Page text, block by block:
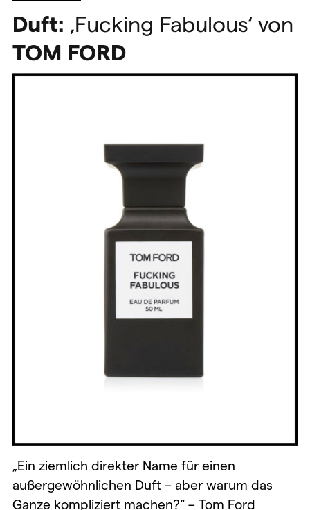
Duft: ‚Fucking Fabulous‘ von
TOM FORD
„Ein ziemlich direkter Name für einen
außergewöhnlichen Duft – aber warum das
Ganze kompliziert machen?“ – Tom Ford